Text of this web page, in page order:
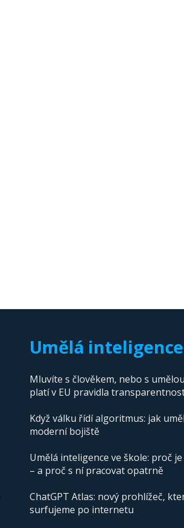
Umělá
Mluvíte s člověkem, nebo s
platí v EU pravidla
Když válku řídí algoritmus: jak
moderní bojiště
Umělá inteligence ve škole: proč
– a proč s ní pracovat opatrně
ChatGPT Atlas: nový prohlížeč,
surfujeme po internetu